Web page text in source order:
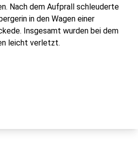
Nach dem Aufprall schleuderte
in den Wagen einer
Insgesamt wurden bei dem
leicht verletzt.